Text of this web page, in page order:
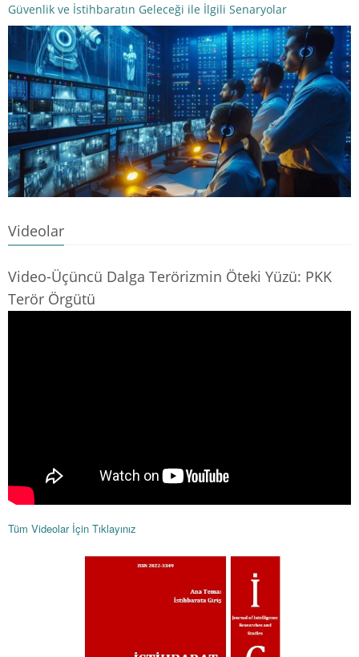
Güvenlik ve İstihbaratın Geleceği ile İlgili Senaryolar
Videolar
Video-Üçüncü Dalga Terörizmin Öteki Yüzü: PKK
Terör Örgütü
Tüm Videolar İçin Tıklayınız